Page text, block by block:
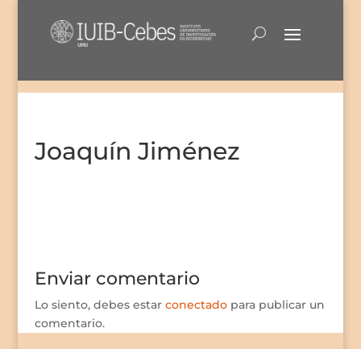
Joaquín Jiménez
Enviar comentario
Lo siento, debes estar conectadopara publicar un
comentario.